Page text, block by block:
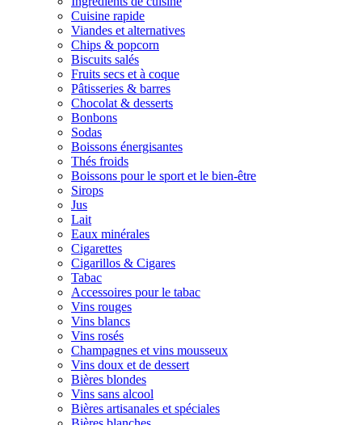
Cuisine rapide
Viandes et alternatives
Chips & popcorn
Biscuits salés
Fruits secs et à coque
Pâtisseries & barres
Chocolat & desserts
Bonbons
Sodas
Boissons énergisantes
Thés froids
Boissons pour le sport et le bien-être
Sirops
Jus
Lait
Eaux minérales
Cigarettes
Cigarillos & Cigares
Tabac
Accessoires pour le tabac
Vins rouges
Vins blancs
Vins rosés
Champagnes et vins mousseux
Vins doux et de dessert
Bières blondes
Vins sans alcool
Bières artisanales et spéciales